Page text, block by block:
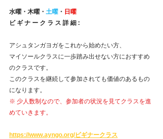
水曜・木曜・ 土曜 ・ 日曜
ビ ギ ナ ー ク ラ ス 詳 細 :
アシュタンガヨガをこれから始めたい方、
マイソールクラスに一歩踏み出せない方におすすめ
のクラスです。
このクラスを継続して参加されても価値のあるもの
になります。
※ 少人数制なので、参加者の状況を見てクラスを進
めていきます。
https://www.ayngo.org/ビギナークラス